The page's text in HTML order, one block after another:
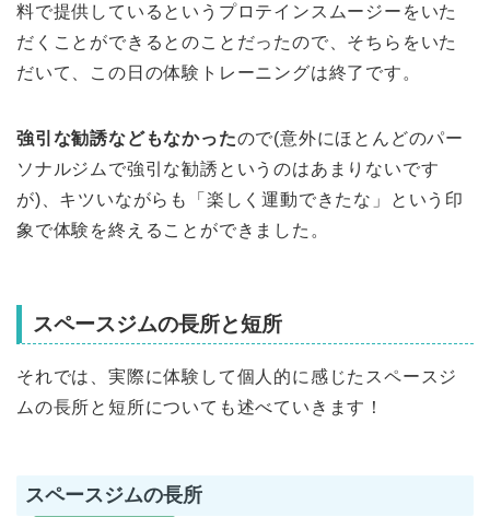
料で提供しているというプロテインスムージーをいた
だくことができるとのことだったので、そちらをいた
だいて、この日の体験トレーニングは終了です。
強引な勧誘などもなかったので(意外にほとんどのパー
ソナルジムで強引な勧誘というのはあまりないです
が)、キツいながらも「楽しく運動できたな」という印
象で体験を終えることができました。
スペースジムの長所と短所
それでは、実際に体験して個人的に感じたスペースジ
ムの長所と短所についても述べていきます！
スペースジムの長所